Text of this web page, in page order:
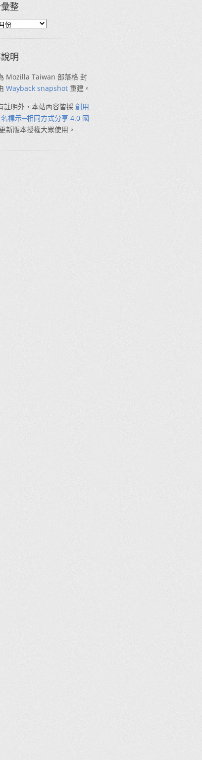
整
明
Mozilla Taiwan 部落格 封
Wayback snapshot 重建。
註明外，本站內容皆採 創用
名標示─相同方式分享 4.0 國
新版本授權大眾使用。